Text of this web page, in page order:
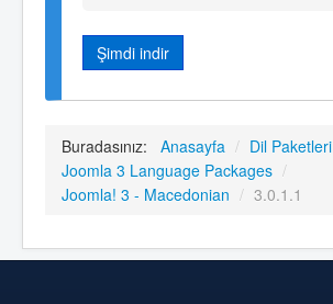
Şimdi indir
Buradasınız: Anasayfa / Dil Paketleri
Joomla 3 Language Packages /
Joomla! 3 - Macedonian / 3.0.1.1